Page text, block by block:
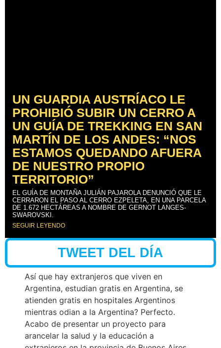
UN GUARDIA AUSTRÍACO LE
PROHIBIÓ SUBIR UN CERRO A
UN GUÍA DE TREKKING EN SAN
MARTÍN DE LOS ANDES: “NOS
ESTAMOS QUEDANDO AFUERA
DE NUESTRO PROPIO
TERRITORIO”
EL GUÍA DE MONTAÑA JULIÁN PAJAROLA DENUNCIÓ QUE LE
CERRARON EL PASO AL CERRO EZPELETA, EN UNA PARCELA
DE 1.672 HECTÁREAS A NOMBRE DE GERNOT LANGES-
SWAROVSKI.
SEGUIR LEYENDO
TWEET DEL DÍA
Así que hay extranjeros que viven en
Argentina, estudian gratis en Argentina, se
atienden gratis en hospitales Argentinos
mientras odian a la Argentina? Perfecto.
Acabo de presentar un proyecto para
arancelar la salud y la educación a